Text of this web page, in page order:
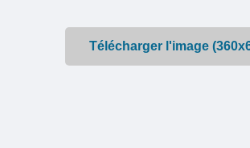
Télécharger l'image